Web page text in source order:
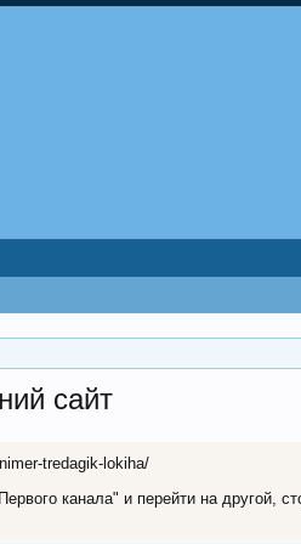
сайт
tredagik-lokiha/
канала" и перейти на другой,